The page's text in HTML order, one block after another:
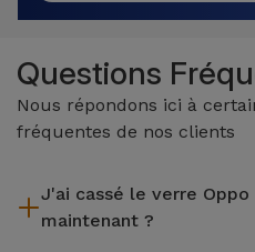
Questions
Nous répondons ici à
fréquentes de nos clients
J'ai cassé le verre
maintenant ?